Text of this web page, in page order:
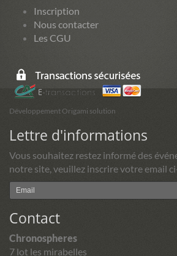
Inscription
Nous contacter
Les CGU
Développement Origami solution
Lettre d'informations
Vous souhaitez restez informé des
notre site, veuillez inscrire votre email
Contact
Chronospheres
7 lot les mirabelles